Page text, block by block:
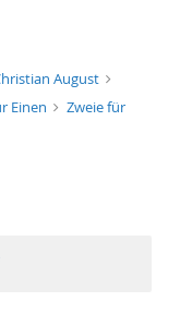
August
Einen
Zweie für